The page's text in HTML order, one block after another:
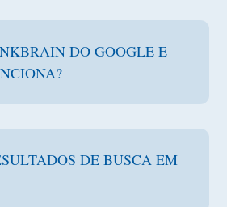
DO GOOGLE E
DE BUSCA EM